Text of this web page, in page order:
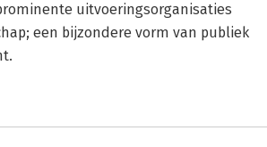
uitvoeringsorganisaties
een bijzondere vorm van publiek